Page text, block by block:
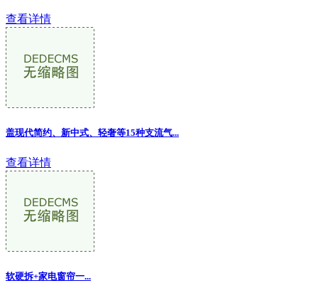
查看详情
盖现代简约、新中式、轻奢等15种支流气...
查看详情
软硬拆+家电窗帘一...